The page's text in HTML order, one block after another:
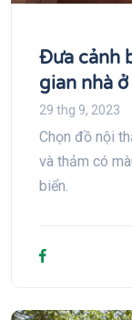
Đưa cảnh
gian nhà ở
29 thg 9, 2023
Chọn đồ nội
và thảm có
biển.